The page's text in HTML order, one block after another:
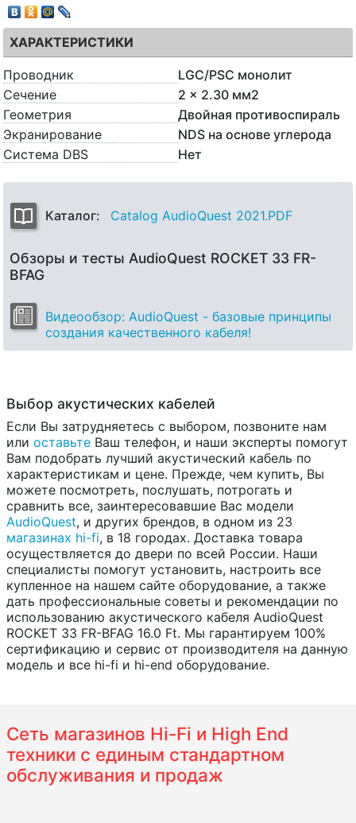
ХАРАКТЕРИСТИКИ
Проводник
LGC/PSC монолит
Сечение
2 x 2.30 мм2
Геометрия
Двойная противоспираль
Экранирование
NDS на основе углерода
Система DBS
Нет
Каталог: Catalog AudioQuest 2021.PDF
Обзоры и тесты AudioQuest ROCKET 33 FR-
BFAG
Видеообзор: AudioQuest - базовые принципы
создания качественного кабеля!
Выбор акустических кабелей
Если Вы затрудняетесь с выбором, позвоните нам
или оставьте Ваш телефон, и наши эксперты помогут
Вам подобрать лучший акустический кабель по
характеристикам и цене. Прежде, чем купить, Вы
можете посмотреть, послушать, потрогать и
сравнить все, заинтересовавшие Вас модели
AudioQuest, и других брендов, в одном из 23
магазинах hi-fi, в 18 городах. Доставка товара
осуществляется до двери по всей России. Наши
специалисты помогут установить, настроить все
купленное на нашем сайте оборудование, а также
дать профессиональные советы и рекомендации по
использованию акустического кабеля AudioQuest
ROCKET 33 FR-BFAG 16.0 Ft. Мы гарантируем 100%
сертификацию и сервис от производителя на данную
модель и все hi-fi и hi-end оборудование.
Сеть магазинов Hi-Fi и High End
техники с единым стандартном
обслуживания и продаж